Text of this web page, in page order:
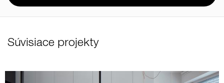
Súvisiace projekty